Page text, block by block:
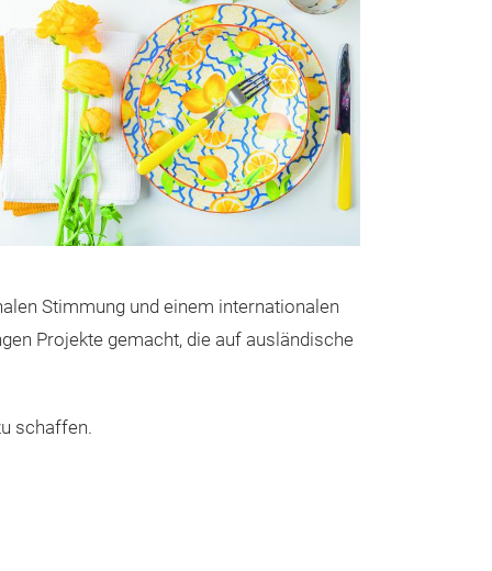
Stimmung und einem internationalen
Projekte gemacht, die auf ausländische
schaffen.